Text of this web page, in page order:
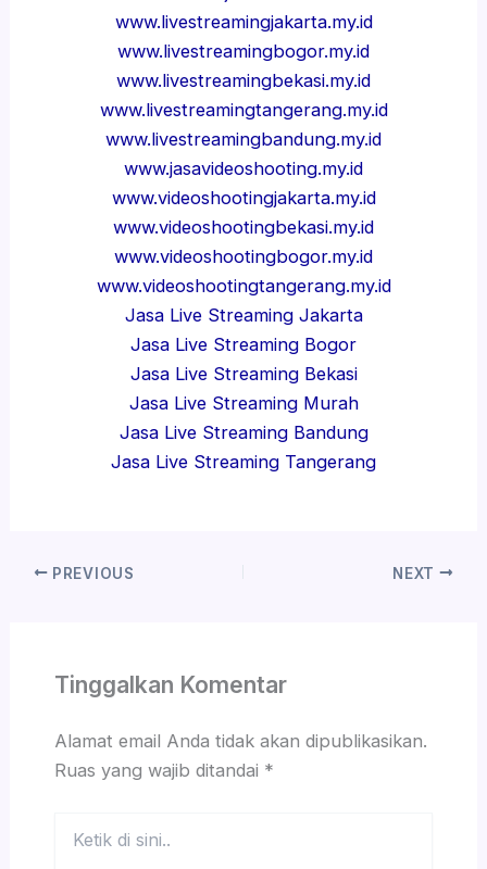
www.livestreamingjakarta.my.id
www.livestreamingbogor.my.id
www.livestreamingbekasi.my.id
www.livestreamingtangerang.my.id
www.livestreamingbandung.my.id
www.jasavideoshooting.my.id
www.videoshootingjakarta.my.id
www.videoshootingbekasi.my.id
www.videoshootingbogor.my.id
www.videoshootingtangerang.my.id
Jasa Live Streaming Jakarta
Jasa Live Streaming Bogor
Jasa Live Streaming Bekasi
Jasa Live Streaming Murah
Jasa Live Streaming Bandung
Jasa Live Streaming Tangerang
PREVIOUS NEXT
Tinggalkan Komentar
Alamat email Anda tidak akan dipublikasikan.
Ruas yang wajib ditandai *